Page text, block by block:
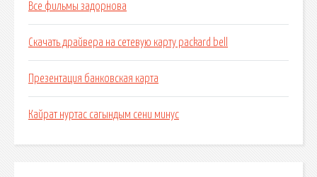
Все фильмы задорнова
Скачать драйвера на сетевую карту packard bell
Презентация банковская карта
Кайрат нуртас сагындым сени минус